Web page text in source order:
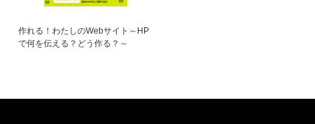
作れる！わたしのWebサイト～HP
で何を伝える？どう作る？～